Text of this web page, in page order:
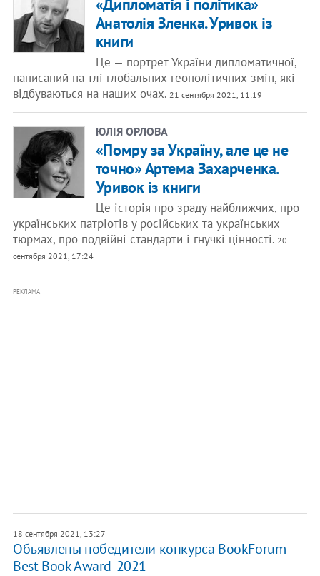
«Дипломатія і політика»
Анатолія Зленка. Уривок із
книги
Це — портрет України дипломатичної,
написаний на тлі глобальних геополітичних змін, які
відбуваються на наших очах. 21 сентября 2021, 11:19
ЮЛІЯ ОРЛОВА
«Помру за Україну, але це не
точно» Артема Захарченка.
Уривок із книги
Це історія про зраду найближчих, про
українських патріотів у російських та українських
тюрмах, про подвійні стандарти і гнучкі цінності. 20
сентября 2021, 17:24
РЕКЛАМА
18 сентября 2021, 13:27
Объявлены победители конкурса BookForum
Best Book Award-2021